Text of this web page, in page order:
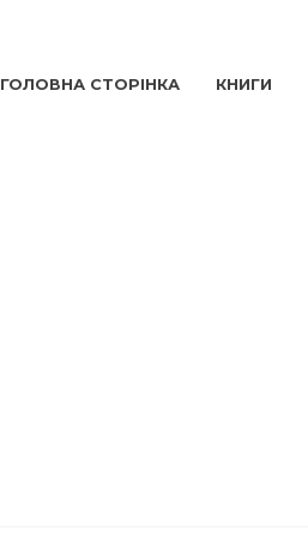
ГОЛОВНА СТОРІНКА КНИГИ